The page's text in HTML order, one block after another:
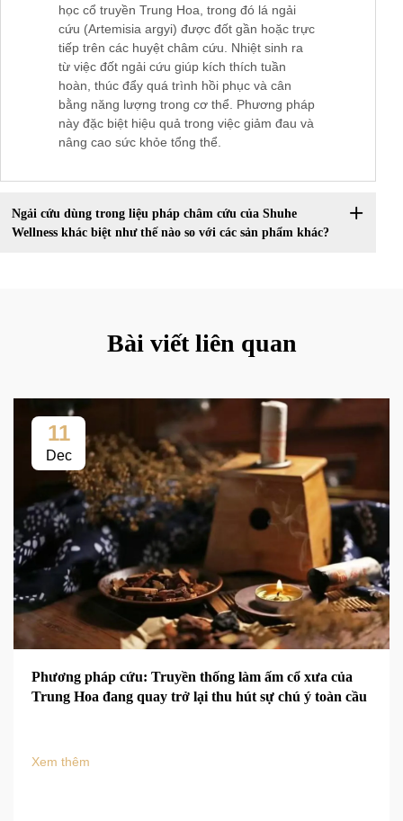
học cổ truyền Trung Hoa, trong đó lá ngải
cứu (Artemisia argyi) được đốt gần hoặc trực
tiếp trên các huyệt châm cứu. Nhiệt sinh ra
từ việc đốt ngải cứu giúp kích thích tuần
hoàn, thúc đẩy quá trình hồi phục và cân
bằng năng lượng trong cơ thể. Phương pháp
này đặc biệt hiệu quả trong việc giảm đau và
nâng cao sức khỏe tổng thể.
Ngải cứu dùng trong liệu pháp châm cứu của Shuhe
Wellness khác biệt như thế nào so với các sản phẩm khác?
Bài viết liên quan
11
Dec
Phương pháp cứu: Truyền thống làm ấm cổ xưa của
Trung Hoa đang quay trở lại thu hút sự chú ý toàn cầu
Xem thêm